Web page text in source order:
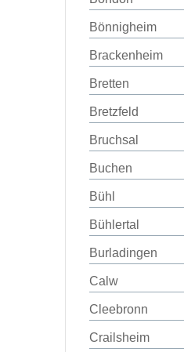
Bönnigheim
Brackenheim
Bretten
Bretzfeld
Bruchsal
Buchen
Bühl
Bühlertal
Burladingen
Calw
Cleebronn
Crailsheim